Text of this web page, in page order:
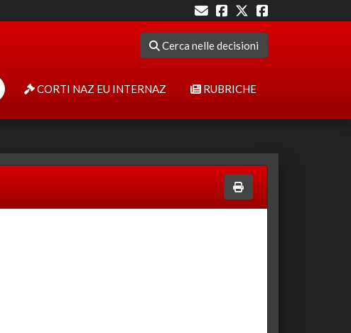
Cerca nelle decisioni
CORTI NAZ EU INTERNAZ RUBRICHE